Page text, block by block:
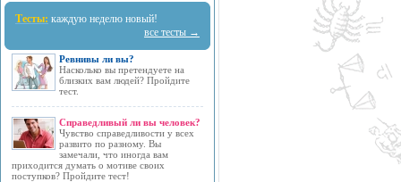
Тесты: каждую неделю новый!
все тесты →
Ревнивы ли вы?
Насколько вы претендуете на
близких вам людей? Пройдите
тест.
Справедливый ли вы человек?
Чувство справедливости у всех
развито по разному. Вы
замечали, что иногда вам
приходится думать о мотиве своих
поступков? Пройдите тест!